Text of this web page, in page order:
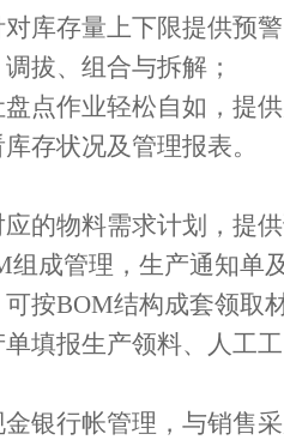
库存量上下限提供预
拔、组合与拆解；
盘点作业轻松自如，提
存状况及管理报表。
应的物料需求计划，提
组成管理，生产通知单
可按BOM结构成套领取
单填报生产领料、人工
金银行帐管理，与销售